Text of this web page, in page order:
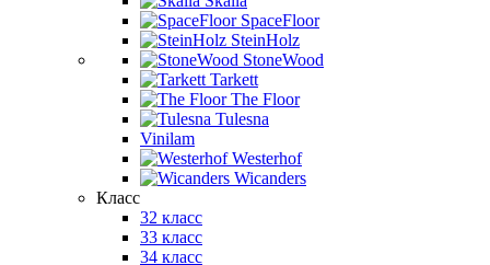
SpaceFloor
SteinHolz
StoneWood
Tarkett
The Floor
Tulesna
Vinilam
Westerhof
Wicanders
Класс
32 класс
33 класс
34 класс